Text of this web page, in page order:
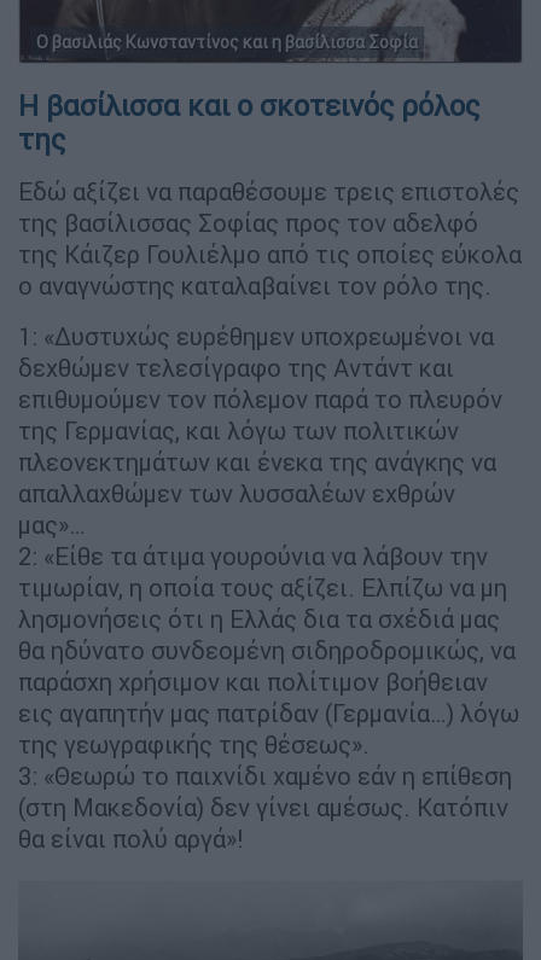
Ο βασιλιάς Κωνσταντίνος και η βασίλισσα Σοφία
Η βασίλισσα και ο σκοτεινός ρόλος
της
Εδώ αξίζει να παραθέσουμε τρεις επιστολές
της βασίλισσας Σοφίας προς τον αδελφό
της Κάιζερ Γουλιέλμο από τις οποίες εύκολα
ο αναγνώστης καταλαβαίνει τον ρόλο της.
1: «Δυστυχώς ευρέθημεν υποχρεωμένοι να
δεχθώμεν τελεσίγραφο της Αντάντ και
επιθυμούμεν τον πόλεμον παρά το πλευρόν
της Γερμανίας, και λόγω των πολιτικών
πλεονεκτημάτων και ένεκα της ανάγκης να
απαλλαχθώμεν των λυσσαλέων εχθρών
μας»…
2: «Είθε τα άτιμα γουρούνια να λάβουν την
τιμωρίαν, η οποία τους αξίζει. Ελπίζω να μη
λησμονήσεις ότι η Ελλάς δια τα σχέδιά μας
θα ηδύνατο συνδεομένη σιδηροδρομικώς, να
παράσχη χρήσιμον και πολίτιμον βοήθειαν
εις αγαπητήν μας πατρίδαν (Γερμανία…) λόγω
της γεωγραφικής της θέσεως».
3: «Θεωρώ το παιχνίδι χαμένο εάν η επίθεση
(στη Μακεδονία) δεν γίνει αμέσως. Κατόπιν
θα είναι πολύ αργά»!